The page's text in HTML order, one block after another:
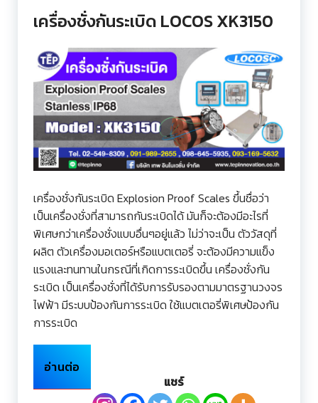
เครื่องชั่งกันระเบิด LOCOS XK3150
เครื่องชั่งกันระเบิด Explosion Proof Scales ขึ้นชื่อว่า
เป็นเครื่องชั่งที่สามารถกันระเบิดได้ มันก็จะต้องมีอะไรที่
พิเศษกว่าเครื่องชั่งแบบอื่นๆอยู่แล้ว ไม่ว่าจะเป็น ตัววัสดุที่
ผลิต ตัวเครื่องมอเตอร์หรือแบตเตอรี่ จะต้องมีความแข็ง
แรงและทนทานในกรณีที่เกิดการระเบิดขึ้น เครื่องชั่งกัน
ระเบิด เป็นเครื่องชั่งที่ได้รับการรับรองตามมาตรฐานวงจร
ไฟฟ้า มีระบบป้องกันการระเบิด ใช้แบตเตอรี่พิเศษป้องกัน
การระเบิด
อ่านต่อ
แชร์